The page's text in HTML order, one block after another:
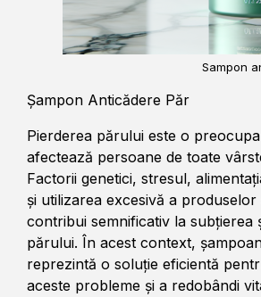
Sampon
Șampon Anticădere Păr
Pierderea părului este o
afectează persoane de toate
Factorii genetici, stresul,
și utilizarea excesivă a
contribui semnificativ la subțierea
părului. În acest context,
reprezintă o soluție eficientă
aceste probleme și a redobândi